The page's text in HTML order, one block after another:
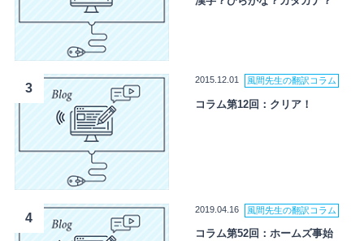
3
2015.12.01 風間先生の翻訳コラム
コラム第12回：クリア！
4
2019.04.16 風間先生の翻訳コラム
コラム第52回：ホームズ事始